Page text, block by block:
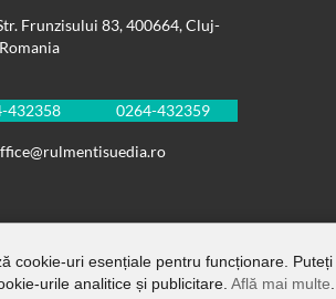
Frunzisului 83, 400664, Cluj-
432358
0264-432359
©Rulmenti Suedia SRL.All
cookie-uri esențiale pentru funcționare. Puteți
urile analitice și publicitare. Află mai multe